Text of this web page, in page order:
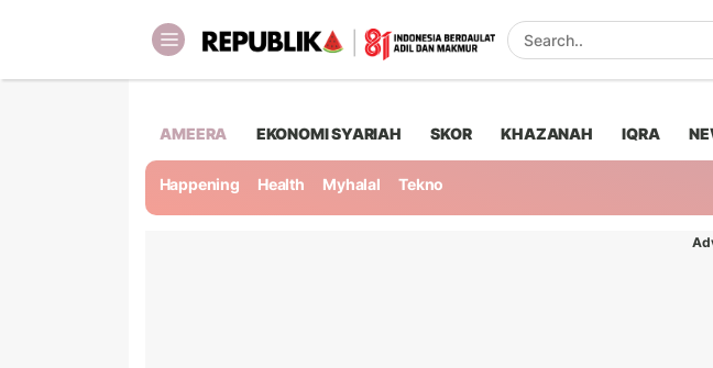
AMEERA EKONOMI SYARIAH SKOR KHAZANAH IQRA
Happening Health Myhalal Tekno